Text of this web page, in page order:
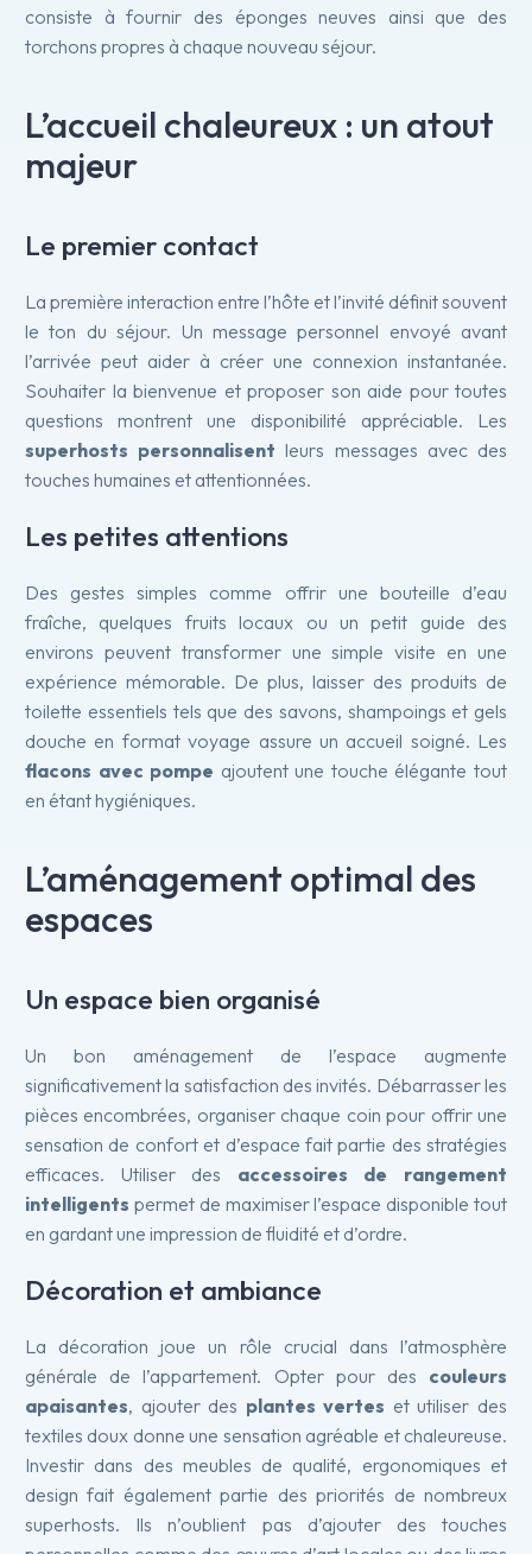
consiste à fournir des éponges neuves ainsi que des
torchons propres à chaque nouveau séjour.
L’accueil chaleureux : un atout
majeur
Le premier contact
La première interaction entre l’hôte et l’invité définit souvent
le ton du séjour. Un message personnel envoyé avant
l’arrivée peut aider à créer une connexion instantanée.
Souhaiter la bienvenue et proposer son aide pour toutes
questions montrent une disponibilité appréciable. Les
superhosts personnalisent leurs messages avec des
touches humaines et attentionnées.
Les petites attentions
Des gestes simples comme offrir une bouteille d’eau
fraîche, quelques fruits locaux ou un petit guide des
environs peuvent transformer une simple visite en une
expérience mémorable. De plus, laisser des produits de
toilette essentiels tels que des savons, shampoings et gels
douche en format voyage assure un accueil soigné. Les
flacons avec pompe ajoutent une touche élégante tout
en étant hygiéniques.
L’aménagement optimal des
espaces
Un espace bien organisé
Un bon aménagement de l’espace augmente
significativement la satisfaction des invités. Débarrasser les
pièces encombrées, organiser chaque coin pour offrir une
sensation de confort et d’espace fait partie des stratégies
efficaces. Utiliser des accessoires de rangement
intelligents permet de maximiser l’espace disponible tout
en gardant une impression de fluidité et d’ordre.
Décoration et ambiance
La décoration joue un rôle crucial dans l’atmosphère
générale de l’appartement. Opter pour des couleurs
apaisantes, ajouter des plantes vertes et utiliser des
textiles doux donne une sensation agréable et chaleureuse.
Investir dans des meubles de qualité, ergonomiques et
design fait également partie des priorités de nombreux
superhosts. Ils n’oublient pas d’ajouter des touches